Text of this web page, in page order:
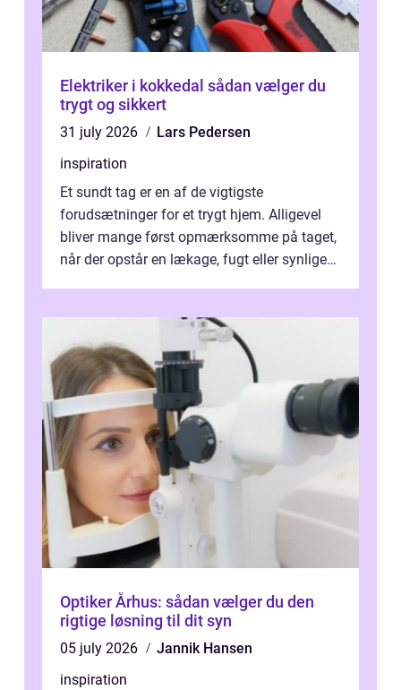
Elektriker i kokkedal sådan vælger du
trygt og sikkert
31 july 2026
Lars Pedersen
inspiration
Et sundt tag er en af de vigtigste
forudsætninger for et trygt hjem. Alligevel
bliver mange først opmærksomme på taget,
når der opstår en lækage, fugt eller synlige
Optiker Århus: sådan vælger du den
rigtige løsning til dit syn
05 july 2026
Jannik Hansen
inspiration